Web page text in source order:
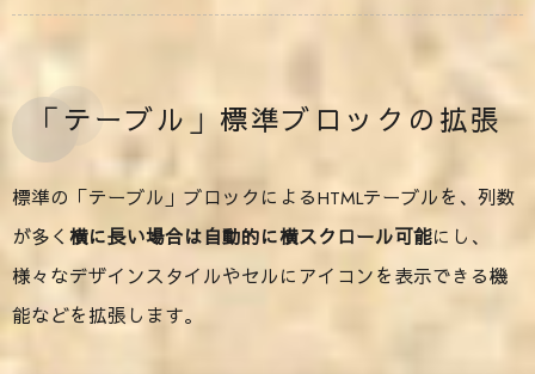
「テーブル」標準ブロックの拡張
標準の「テーブル」ブロックによるHTMLテーブルを、列数
が多く横に長い場合は自動的に横スクロール可能にし、
様々なデザインスタイルやセルにアイコンを表示できる機
能などを拡張します。